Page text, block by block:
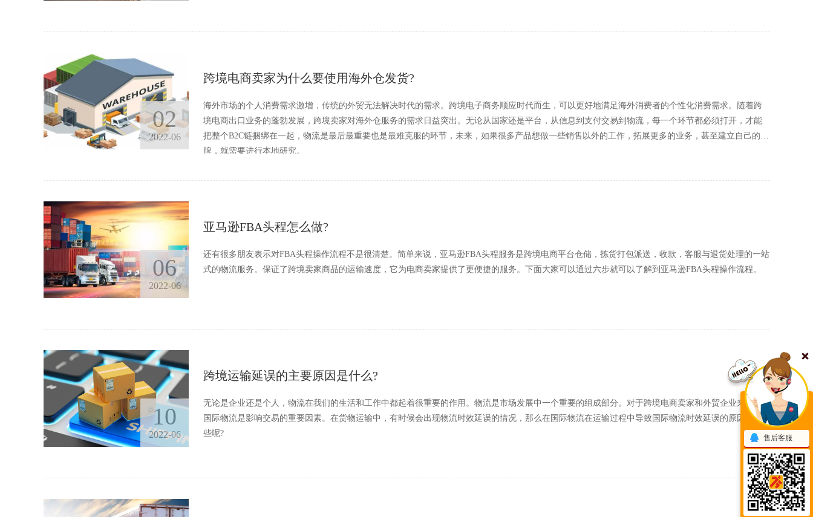
02
2022-06
跨境电商卖家为什么要使用海外仓发货?
海外市场的个人消费需求激增，传统的外贸无法解决时代的需求。跨境电子商务顺应时代而生，可以更好地满足海外消费者的个性化消费需求。随着跨
境电商出口业务的蓬勃发展，跨境卖家对海外仓服务的需求日益突出。无论从国家还是平台，从信息到支付交易到物流，每一个环节都必须打开，才能
把整个B2C链捆绑在一起，物流是最后最重要也是最难克服的环节，未来，如果很多产品想做一些销售以外的工作，拓展更多的业务，甚至建立自己的品
牌，就需要进行本地研究。
06
2022-06
亚马逊FBA头程怎么做?
还有很多朋友表示对FBA头程操作流程不是很清楚。简单来说，亚马逊FBA头程服务是跨境电商平台仓储，拣货打包派送，收款，客服与退货处理的一站
式的物流服务。保证了跨境卖家商品的运输速度，它为电商卖家提供了更便捷的服务。下面大家可以通过六步就可以了解到亚马逊FBA头程操作流程。
10
2022-06
跨境运输延误的主要原因是什么?
无论是企业还是个人，物流在我们的生活和工作中都起着很重要的作用。物流是市场发展中一个重要的组成部分。对于跨境电商卖家和外贸企业来说，
国际物流是影响交易的重要因素。在货物运输中，有时候会出现物流时效延误的情况，那么在国际物流在运输过程中导致国际物流时效延误的原因有哪
些呢?
售后客服